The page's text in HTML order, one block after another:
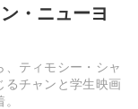
・ニューヨ
、ティモシー・シャ
るチャンと学生映画